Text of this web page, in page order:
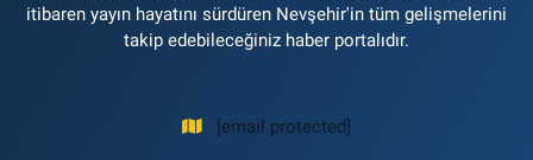
itibaren yayın hayatını sürdüren Nevşehir'in tüm gelişmelerini
takip edebileceğiniz haber portalıdır.
[email protected]